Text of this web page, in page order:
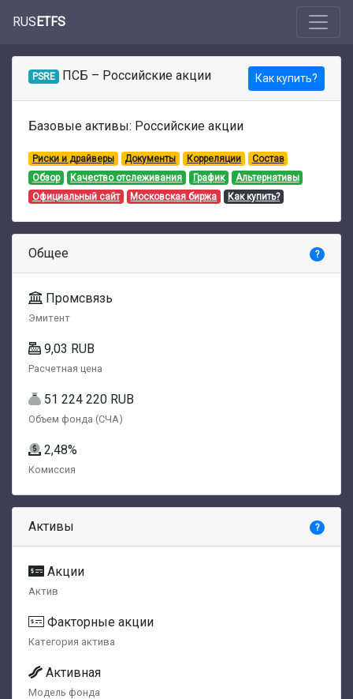
RUSETFS
PSRE ПСБ – Российские акции Как купить?
Базовые активы: Российские акции
Риски и драйверы Документы Корреляции
Состав
Обзор
Качество отслеживания График
Альтернативы
Официальный сайт
Московская биржа Как купить?
Общее ?
Промсвязь
Эмитент
9,03 RUB
Расчетная цена
51 224 220 RUB
Объем фонда (СЧА)
2,48%
Комиссия
Активы ?
Акции
Актив
Факторные акции
Категория актива
Активная
Модель фонда